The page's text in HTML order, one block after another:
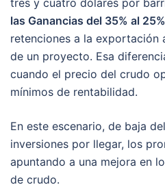
las Ganancias del 35% al 25%
retenciones a la exportación
de un proyecto. Esa
cuando el precio del crudo
mínimos de rentabilidad.
En este escenario, de baja
inversiones por llegar, los
apuntando a una mejora en
de crudo.